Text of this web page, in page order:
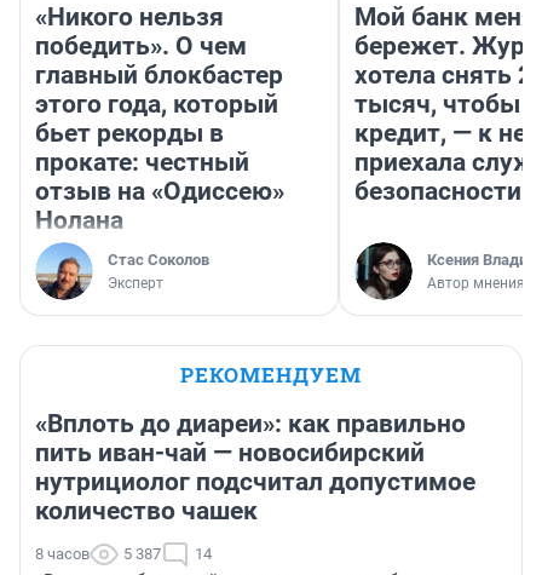
«Никого нельзя
победить». О чем
главный блокбастер
этого года, который
бьет рекорды в
прокате: честный
отзыв на «Одиссею»
Нолана
Стас Соколов
Эксперт
Мой банк меня
бережет.
хотела снять
тысяч, чтобы
кредит, — к
приехала
безопасности
Ксения
Автор мнения
РЕКОМЕНДУЕМ
«Вплоть до диареи»: как правильно
пить иван-чай — новосибирский
нутрициолог подсчитал допустимое
количество чашек
8 часов 5 387 14